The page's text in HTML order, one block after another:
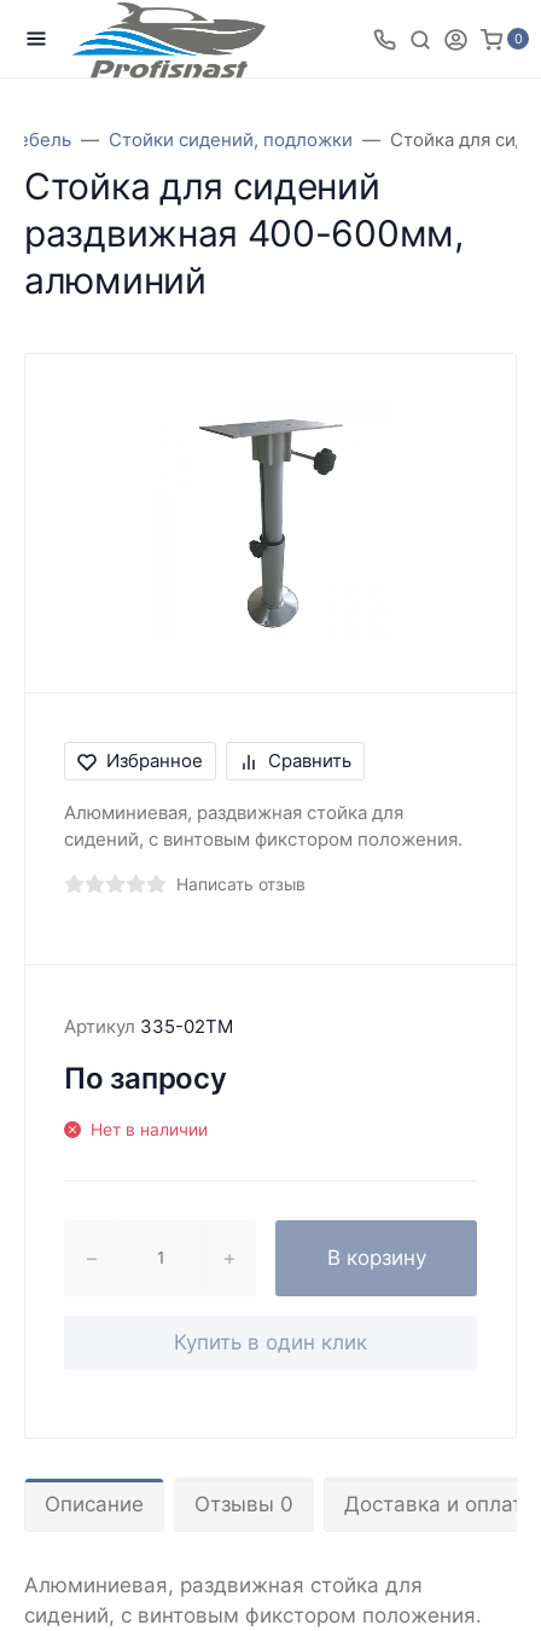
0
мебель Стойки сидений, подложки Стойка для
Стойка для сидений
раздвижная 400-600мм,
алюминий
Избранное Сравнить
Алюминиевая, раздвижная стойка для
сидений, с винтовым фикстором положения.
Написать отзыв
Артикул 335-02TM
По запросу
Нет в наличии
В корзину
Купить в один клик
Описание Отзывы 0 Доставка и оплата
Алюминиевая, раздвижная стойка для
сидений, с винтовым фикстором положения.